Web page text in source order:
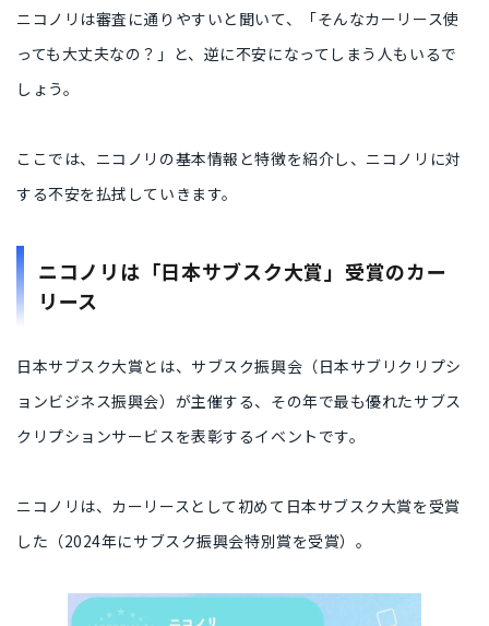
ニコノリは審査に通りやすいと聞いて、「そんなカーリース使
っても大丈夫なの？」と、逆に不安になってしまう人もいるで
しょう。
ここでは、ニコノリの基本情報と特徴を紹介し、ニコノリに対
する不安を払拭していきます。
ニコノリは「日本サブスク大賞」受賞のカー
リース
日本サブスク大賞とは、サブスク振興会（日本サブリクリプシ
ョンビジネス振興会）が主催する、その年で最も優れたサブス
クリプションサービスを表彰するイベントです。
ニコノリは、カーリースとして初めて日本サブスク大賞を受賞
した（2024年にサブスク振興会特別賞を受賞）。